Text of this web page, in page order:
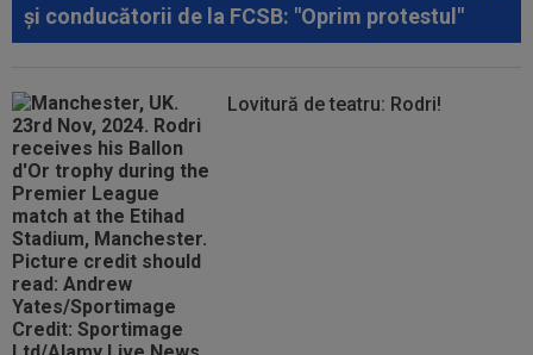
și conducătorii de la FCSB: "Oprim protestul"
Lovitură de teatru: Rodri!